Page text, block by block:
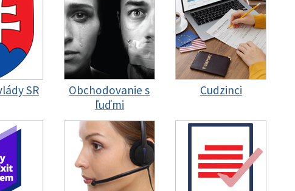
SR
Obchodovanie s
ľuďmi
Cudzinci